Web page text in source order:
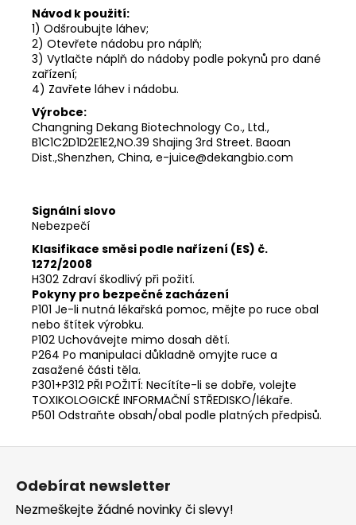
Návod k použití:
1) Odšroubujte láhev;
2) Otevřete nádobu pro náplň;
3) Vytlačte náplň do nádoby podle pokynů pro dané
zařízení;
4) Zavřete láhev i nádobu.
Výrobce:
Changning Dekang Biotechnology Co., Ltd.,
B1C1C2D1D2E1E2,NO.39 Shajing 3rd Street. Baoan
Dist.,Shenzhen, China, e-juice@dekangbio.com
Signální slovo
Nebezpečí
Klasifikace směsi podle nařízení (ES) č.
1272/2008
H302 Zdraví škodlivý při požití.
Pokyny pro bezpečné zacházení
P101 Je-li nutná lékařská pomoc, mějte po ruce obal
nebo štítek výrobku.
P102 Uchovávejte mimo dosah dětí.
P264 Po manipulaci důkladně omyjte ruce a
zasažené části těla.
P301+P312 PŘI POŽITÍ: Necítíte-li se dobře, volejte
TOXIKOLOGICKÉ INFORMAČNÍ STŘEDISKO/lékaře.
P501 Odstraňte obsah/obal podle platných předpisů.
Odebírat newsletter
Nezmeškejte žádné novinky či slevy!